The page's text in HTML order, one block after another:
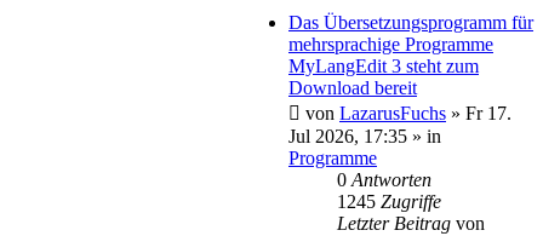
Das Übersetzungsprogramm für
mehrsprachige Programme
MyLangEdit 3 steht zum
Download bereit
von LazarusFuchs » Fr 17.
Jul 2026, 17:35 » in
Programme
0 Antworten
1245 Zugriffe
Letzter Beitrag von